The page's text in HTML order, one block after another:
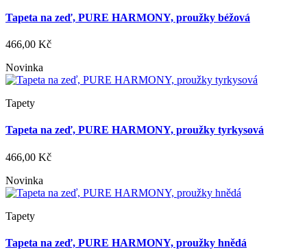
Tapeta na zeď, PURE HARMONY, proužky béžová
466,00 Kč
Novinka
Tapety
Tapeta na zeď, PURE HARMONY, proužky tyrkysová
466,00 Kč
Novinka
Tapety
Tapeta na zeď, PURE HARMONY, proužky hnědá